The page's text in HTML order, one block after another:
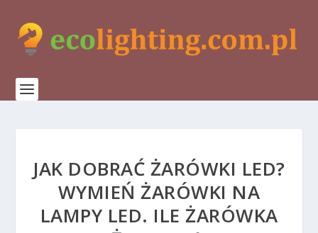
JAK DOBRAĆ ŻARÓWKI LED?
WYMIEŃ ŻARÓWKI NA
LAMPY LED. ILE ŻARÓWKA